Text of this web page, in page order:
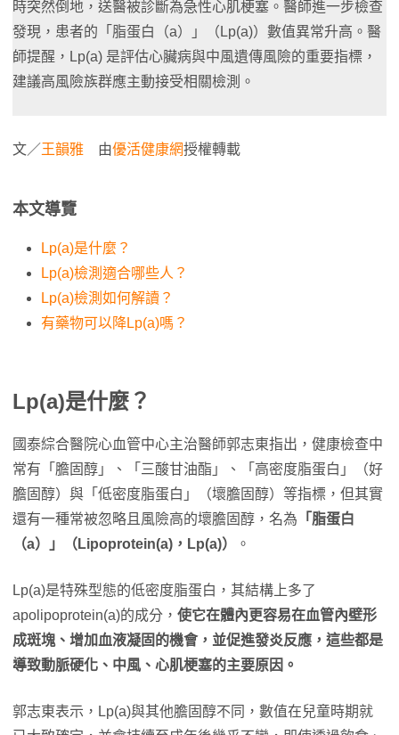
時突然倒地，送醫被診斷為急性心肌梗塞。醫師進一步檢查
發現，患者的「脂蛋白（a）」（Lp(a)）數值異常升高。醫
師提醒，Lp(a) 是評估心臟病與中風遺傳風險的重要指標，
建議高風險族群應主動接受相關檢測。
文／王韻雅 由優活健康網授權轉載
本文導覽
Lp(a)是什麼？
Lp(a)檢測適合哪些人？
Lp(a)檢測如何解讀？
有藥物可以降Lp(a)嗎？
Lp(a)是什麼？
國泰綜合醫院心血管中心主治醫師郭志東指出，健康檢查中
常有「膽固醇」、「三酸甘油酯」、「高密度脂蛋白」（好
膽固醇）與「低密度脂蛋白」（壞膽固醇）等指標，但其實
還有一種常被忽略且風險高的壞膽固醇，名為 「脂蛋白
（a）」（Lipoprotein(a)，Lp(a)）
。
Lp(a)是特殊型態的低密度脂蛋白，其結構上多了
apolipoprotein(a)的成分， 使它在體內更容易在血管內壁形
成斑塊、增加血液凝固的機會，並促進發炎反應，這些都是
導致動脈硬化、中風、心肌梗塞的主要原因。
郭志東表示，Lp(a)與其他膽固醇不同，數值在兒童時期就